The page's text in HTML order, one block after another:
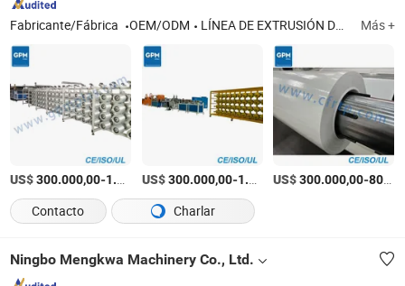
Fabricante/Fábrica OEM/ODM LÍNEA DE EXTRUSIÓN DE TABLERO DE ESPUMA DE PVC; LÍNEA DE EXTRUSIÓN DE HOJA DE MÁRMOL DE PVC; LÍNEA DE EXTRUSIÓN DE TUBO DE PVC; LÍNEA DE EXTRUSIÓN DE TUBO DE PE; LÍNEA DE EXTRUSIÓN DE TUBO DE CPVC Más +
US$300.000,00-1.000.000,00 /Set
US$300.000,00-1.000.000,00 /Pieza
US$300.000,00-800.000,00
Contacto Charlar
Ningbo Mengkwa Machinery Co., Ltd.